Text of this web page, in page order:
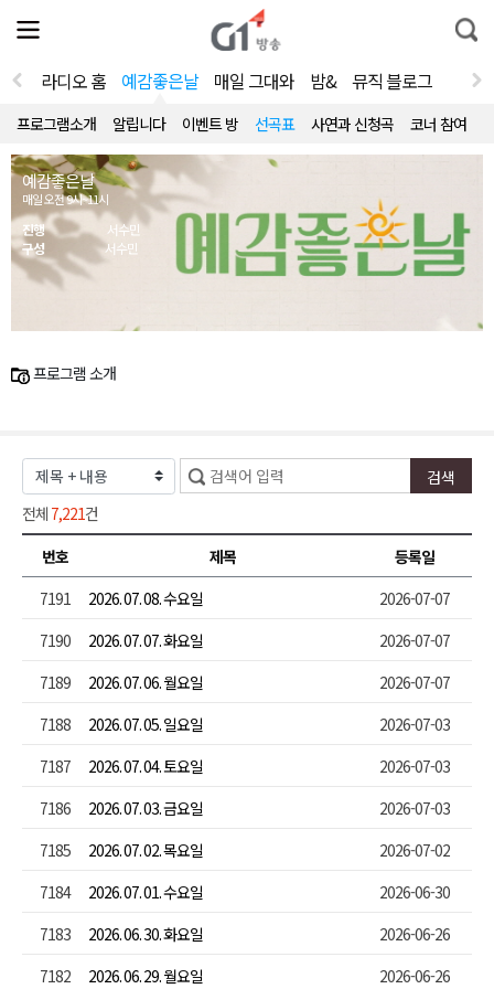
전
체
뉴
열
통
합
라디오 홈 예감좋은날 매일 그대와 밤& 뮤직 블로그
프로그램소개 알립니다 이벤트 방 선곡표 사연과 신청곡 코너 참여
예감좋은날
매일 오전 9시~11시
진행
서수민
구성
서수민
프로그램 소개
전체 7,221건
번호
제목
등록일
7191
2026. 07. 08. 수요일
2026-07-07
7190
2026. 07. 07. 화요일
2026-07-07
7189
2026. 07. 06. 월요일
2026-07-07
7188
2026. 07. 05. 일요일
2026-07-03
7187
2026. 07. 04. 토요일
2026-07-03
7186
2026. 07. 03. 금요일
2026-07-03
7185
2026. 07. 02. 목요일
2026-07-02
7184
2026. 07. 01. 수요일
2026-06-30
7183
2026. 06. 30. 화요일
2026-06-26
7182
2026. 06. 29. 월요일 2026-06-26